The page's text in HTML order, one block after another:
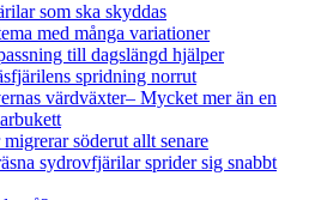
som ska skyddas
med många variationer
till dagslängd hjälper
spridning norrut
värdväxter– Mycket mer än en
söderut allt senare
sydrovfjärilar sprider sig snabbt